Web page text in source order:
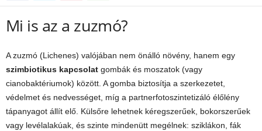
Mi is az a zuzmó?
A zuzmó (Lichenes) valójában nem önálló növény, hanem egy
szimbiotikus kapcsolat gombák és moszatok (vagy
cianobaktériumok) között. A gomba biztosítja a szerkezetet,
védelmet és nedvességet, míg a partnerfotoszintetizáló élőlény
tápanyagot állít elő. Külsőre lehetnek kéregszerűek, bokorszerűek
vagy levélalakúak, és szinte mindenütt megélnek: sziklákon, fák